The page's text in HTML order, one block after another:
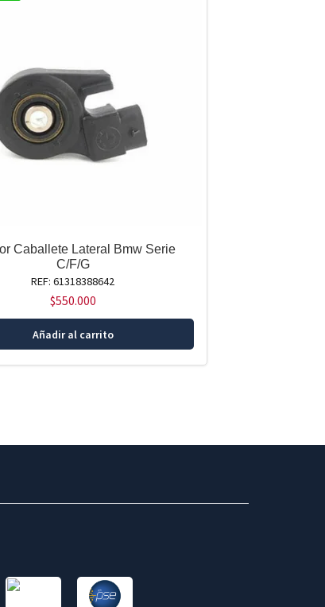
Caballete Lateral Bmw Serie
C/F/G
REF: 61318388642
$550.000
Añadir al carrito